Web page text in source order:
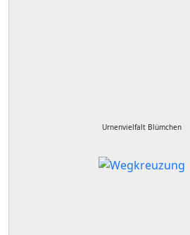
Urnenvielfalt Blümchen